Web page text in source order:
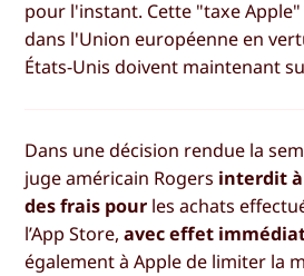
pour l'instant. Cette "taxe
dans l'Union européenne en
États-Unis doivent maintenant
Dans une décision rendue la
juge américain Rogers interdit
des frais pour les achats
l’App Store,avec effet
également à Apple de limiter la